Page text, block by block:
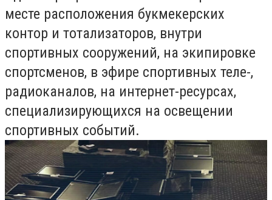
месте расположения букмекерских
контор и тотализаторов, внутри
спортивных сооружений, на экипировке
спортсменов, в эфире спортивных теле-,
радиоканалов, на интернет-ресурсах,
специализирующихся на освещении
спортивных событий.